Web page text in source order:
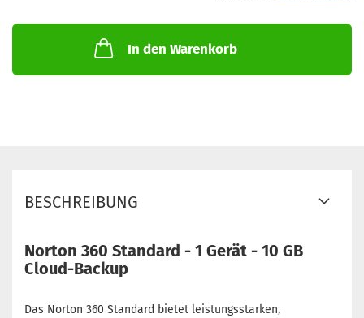
In den Warenkorb
BESCHREIBUNG
Norton 360 Standard - 1 Gerät - 10 GB
Cloud-Backup
Das Norton 360 Standard bietet leistungsstarken,